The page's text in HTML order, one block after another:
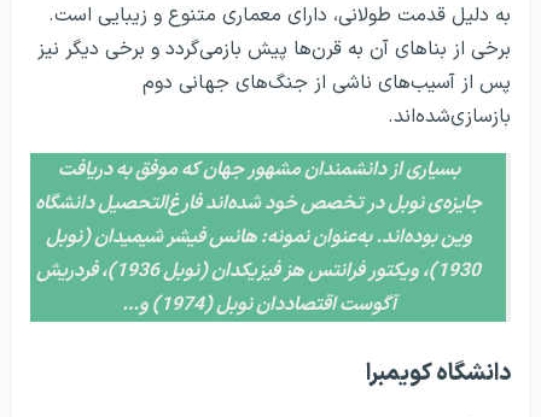
به دلیل قدمت طولانی، دارای معماری متنوع و زیبایی است.
برخی از بناهای آن به قرن‌ها پیش بازمی‌گردد و برخی دیگر نیز
پس از آسیب‌های ناشی از جنگ‌های جهانی دوم
بازسازی‌شده‌اند.
بسیاری از دانشمندان مشهور جهان که موفق به دریافت
جایزه‌ی نوبل در تخصص خود شده‌اند فارغ‌التحصیل دانشگاه
وین بوده‌اند. به‌عنوان نمونه: هانس فیشر شیمیدان (نوبل
1930)، ویکتور فرانتس هز فیزیکدان (نوبل 1936)، فردریش
آگوست اقتصاددان نوبل (1974) و…
دانشگاه کویمبرا